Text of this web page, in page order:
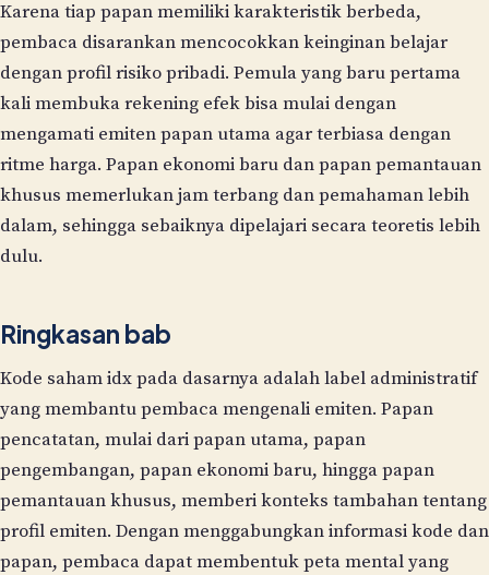
Karena tiap papan memiliki karakteristik berbeda,
pembaca disarankan mencocokkan keinginan belajar
dengan profil risiko pribadi. Pemula yang baru pertama
kali membuka rekening efek bisa mulai dengan
mengamati emiten papan utama agar terbiasa dengan
ritme harga. Papan ekonomi baru dan papan pemantauan
khusus memerlukan jam terbang dan pemahaman lebih
dalam, sehingga sebaiknya dipelajari secara teoretis lebih
dulu.
Ringkasan bab
Kode saham idx pada dasarnya adalah label administratif
yang membantu pembaca mengenali emiten. Papan
pencatatan, mulai dari papan utama, papan
pengembangan, papan ekonomi baru, hingga papan
pemantauan khusus, memberi konteks tambahan tentang
profil emiten. Dengan menggabungkan informasi kode dan
papan, pembaca dapat membentuk peta mental yang